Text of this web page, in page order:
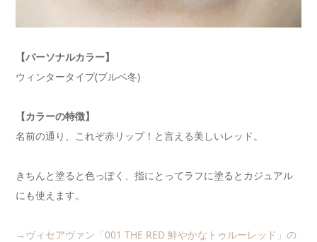
【パーソナルカラー】
ウィンタータイプ(ブルベ冬)
【カラーの特徴】
名前の通り、これぞ赤リップ！と言える美しいレッド。
きちんと塗ると色っぽく、指にとってラフに塗るとカジュアル
にも使えます。
→ヴィセアヴァン「001 THE RED 鮮やかなトゥルーレッド」の